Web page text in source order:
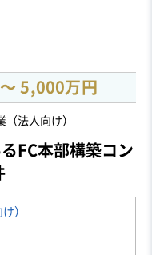
5,000万円
（法人向け）
FC本部構築コン
）